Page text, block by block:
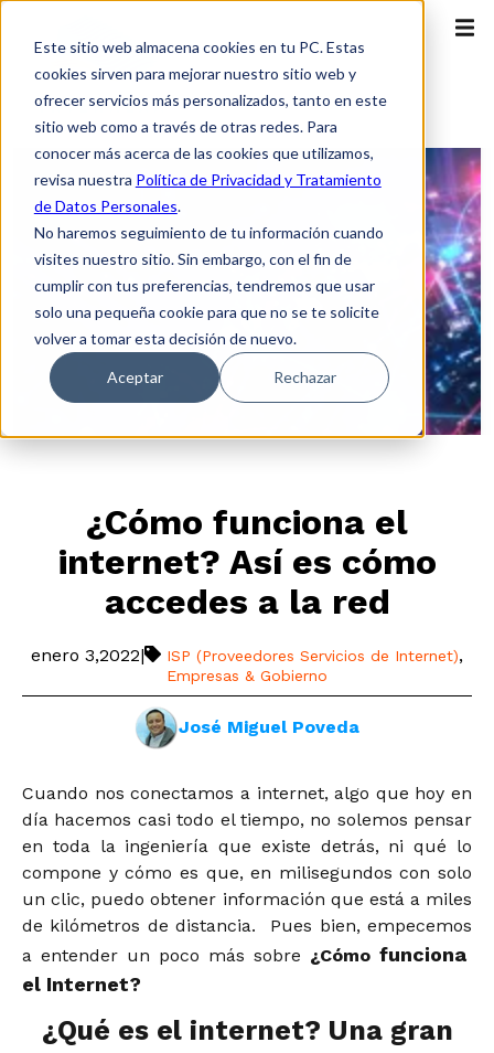
Este sitio web almacena cookies en tu PC. Estas
cookies sirven para mejorar nuestro sitio web y
ofrecer servicios más personalizados, tanto en este
sitio web como a través de otras redes. Para
conocer más acerca de las cookies que utilizamos,
revisa nuestra Política de Privacidad y Tratamiento
de Datos Personales.
No haremos seguimiento de tu información cuando
visites nuestro sitio. Sin embargo, con el fin de
cumplir con tus preferencias, tendremos que usar
solo una pequeña cookie para que no se te solicite
volver a tomar esta decisión de nuevo.
Aceptar Rechazar
¿Cómo funciona el
internet? Así es cómo
accedes a la red
enero 3,2022| ISP (Proveedores Servicios de Internet),
Empresas & Gobierno
José Miguel Poveda
Cuando nos conectamos a internet, algo que hoy en
día hacemos casi todo el tiempo, no solemos pensar
en toda la ingeniería que existe detrás, ni qué lo
compone y cómo es que, en milisegundos con solo
un clic, puedo obtener información que está a miles
de kilómetros de distancia. Pues bien, empecemos
a entender un poco más sobre ¿Cómo funciona
el Internet?
¿Qué es el internet? Una gran